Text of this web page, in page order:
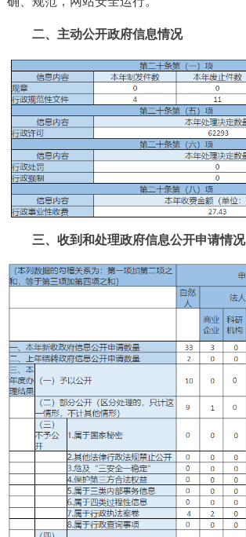
二、主动公开政府信息情况
三、收到和处理政府信息公开申请情况